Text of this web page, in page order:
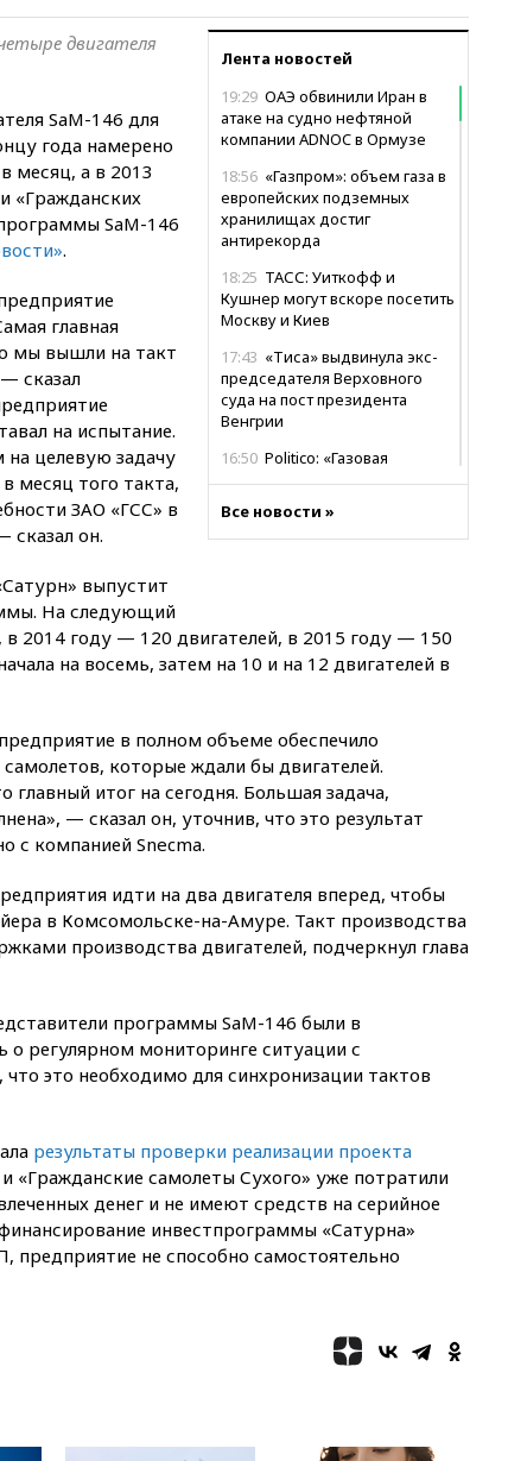
Лента новостей
19:29 ОАЭ обвинили Иран в
атаке на судно нефтяной
компании ADNOC в Ормузе
18:56 «Газпром»: объем газа в
европейских подземных
хранилищах достиг
антирекорда
18:25 ТАСС: Уиткофф и
Кушнер могут вскоре посетить
Москву и Киев
17:43 «Тиса» выдвинула экс-
председателя Верховного
суда на пост президента
Венгрии
16:50 Politico: «Газовая
16:16Беспилотник взорвался
Белгородской области погиб
мирный житель
14:43
судоходство в Черном море
14:20 Генпрокурором США
стал Тодд Бланш
закрыты из-за опасности БПЛА
13:03Испания ввела
погранконтроль для
НПЗ, вызванное атакой БПЛА,
потушили
11:47 Суд оставил под
11:07
При столкновении
катера и лодки под Самарой
погибли два человека
10:27
Движение по трассе
«Новороссия» восстановлено
территорией РФ
Все новости »
двигателя
SaM-146 для
года намерено
месяц, а в 2013
«Гражданских
SaM-146
.
главная
мы вышли на такт
сказал
на испытание.
целевую задачу
месяц того такта,
ЗАО «ГСС» в
он.
выпустит
На следующий
в 2014 году — 120 двигателей, в 2015 году — 150
на восемь, затем на 10 и на 12 двигателей в
в полном объеме обеспечило
которые ждали бы двигателей.
итог на сегодня. Большая задача,
— сказал он, уточнив, что это результат
с компанией Snecma.
идти на два двигателя вперед, чтобы
в Комсомольске-на-Амуре. Такт производства
производства двигателей, подчеркнул глава
программы SaM-146 были в
регулярном мониторинге ситуации с
это необходимо для синхронизации тактов
результаты проверки реализации проекта
«Гражданские самолеты Сухого» уже потратили
денег и не имеют средств на серийное
инвестпрограммы «Сатурна»
предприятие не способно самостоятельно